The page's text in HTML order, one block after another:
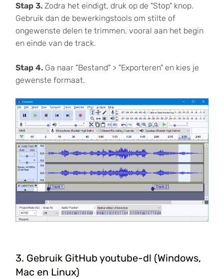
Stap 3.Zodra het eindigt, druk op de "Stop" knop.
Gebruik dan de bewerkingstools om stilte of
ongewenste delen te trimmen, vooral aan het begin
en einde van de track.
Stap 4.Ga naar "Bestand" > "Exporteren" en kies je
gewenste formaat.
3. Gebruik GitHub youtube-dl (Windows,
Mac en Linux)